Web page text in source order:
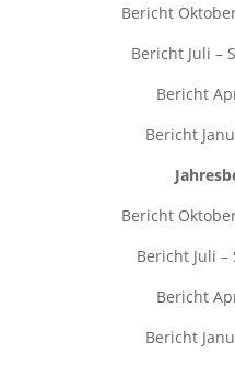
Bericht
Bericht Juli –
Bericht
Bericht
Bericht
Bericht Juli
Bericht
Bericht